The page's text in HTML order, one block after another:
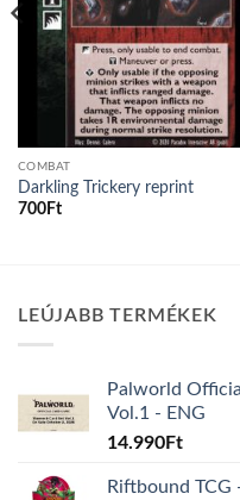
COMBAT
Darkling Trickery reprint
700Ft
LEÚJABB TERMÉKEK
Palworld
Vol.1 - ENG
14.990Ft
Riftbound TCG